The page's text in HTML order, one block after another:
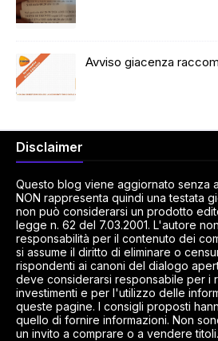
Avviso giacenza
Disclaimer
Questo blog viene aggiornato senza
NON rappresenta quindi una testata
non può considerarsi un prodotto
legge n. 62 del 7.03.2001. L'autore
responsabilità per il contenuto dei
si assume il diritto di eliminare o
rispondenti ai canoni del dialogo
deve considerarsi responsabile per i
investimenti e per l'utilizzo delle
queste pagine. I consigli proposti
quello di fornire informazioni. Non
un invito a comprare o a vendere titoli.